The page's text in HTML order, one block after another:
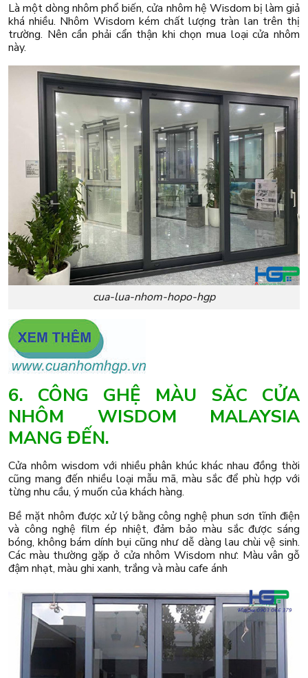
Là một dòng nhôm phổ biến, cửa nhôm hệ Wisdom bị làm giả
khá nhiều. Nhôm Wisdom kém chất lượng tràn lan trên thị
trường. Nên cần phải cẩn thận khi chọn mua loại cửa nhôm
này.
cua-lua-nhom-hopo-hgp
6. CÔNG GHỆ MÀU SĂC CỬA
NHÔM WISDOM MALAYSIA
MANG ĐẾN.
Cửa nhôm wisdom với nhiều phân khúc khác nhau đồng thời
cũng mang đến nhiều loại mẫu mã, màu sắc để phù hợp với
từng nhu cầu, ý muốn của khách hàng.
Bề mặt nhôm được xử lý bằng công nghệ phun sơn tĩnh điện
và công nghệ film ép nhiệt, đảm bảo màu sắc được sáng
bóng, không bám dính bụi cũng như dễ dàng lau chùi vệ sinh.
Các màu thường gặp ở cửa nhôm Wisdom như: Màu vân gỗ
đậm nhạt, màu ghi xanh, trắng và màu cafe ánh